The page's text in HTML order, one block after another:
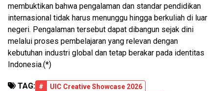
membuktikan bahwa pengalaman dan standar pendidikan
internasional tidak harus menunggu hingga berkuliah di luar
negeri. Pengalaman tersebut dapat dibangun sejak dini
melalui proses pembelajaran yang relevan dengan
kebutuhan industri global dan tetap berakar pada identitas
Indonesia.(*)
TAG: #
UIC Creative Showcase 2026